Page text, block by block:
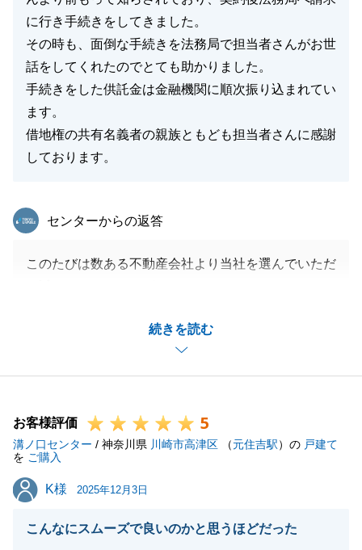
に行き手続きをしてきました。
その時も、面倒な手続きを法務局で担当者さんがお世
話をしてくれたのでとても助かりました。
手続きをした供託金は金融機関に順次振り込まれてい
ます。
借地権の共有名義者の親族ともども担当者さんに感謝
しております。
続きを読む
東急リバブル
センターからの返答
このたびは数ある不動産会社より当社を選んでいただ
わせもございましたが、当社のネットワークが機能し
問題解決へ向けて動く事ができました。
当社は個人、法人、富裕層などの部署もあり今回は弊
だく事ができました。
好立地のどうしようもなかった不動産を纏める事がで
きた事については営業冥利に尽きる話でございまし
た。
く、知らなかったことを知る良い機会を与えていただ
お客様評価 5
溝ノ口センター / 神奈川県 川崎市高津区 （元住吉駅）の 戸建て
を ご購入
K様
K様 2025年12月3日
こんなにスムーズで良いのかと思うほどだった